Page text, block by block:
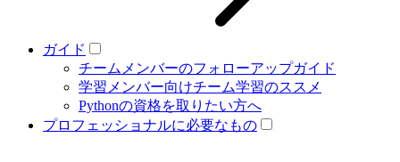
ガイド
チームメンバーのフォローアップガイド
学習メンバー向けチーム学習のススメ
Pythonの資格を取りたい方へ
プロフェッショナルに必要なもの